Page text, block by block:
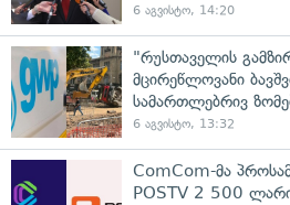
6 აგვისტო, 14:20
"რუსთაველის
მცირეწლოვანი
სამართლებრივ
6 აგვისტო, 13:32
ComCom-მა
POSTV 2 500